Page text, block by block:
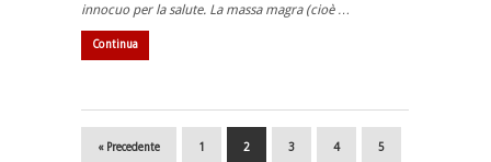
innocuo per la salute. La massa magra (cioè …
Continua
« Precedente 1 2 3 4 5